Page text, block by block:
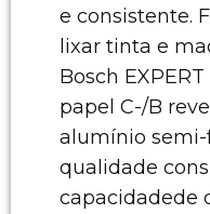
e consistente.
lixar tinta e
Bosch
papel C-/B
alumínio
qualidade
capacidadede